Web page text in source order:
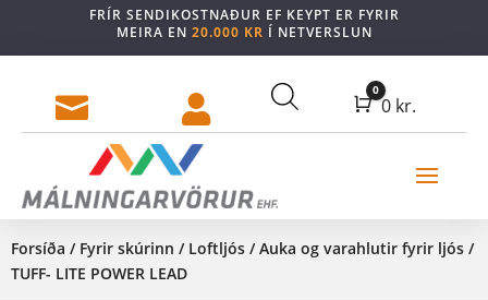
FRÍR SENDIKOSTNAÐUR EF KEYPT ER FYRIR
MEIRA EN 20.000 KR Í NETVERSLUN
  Cart
0
0 kr.
Forsíða / Fyrir skúrinn / Loftljós /Auka og varahlutir fyrir ljós /
TUFF- LITE POWER LEAD